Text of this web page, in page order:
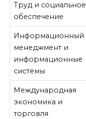
Труд и социальное
обеспечение
Информационный
менеджмент и
информационные
системы
Международная
экономика и
торговля